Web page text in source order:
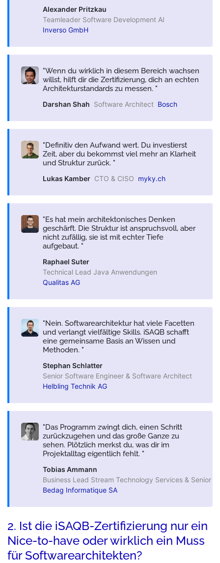
Alexander Pritzkau
Teamleader Software Development AI
Inverso GmbH
Wenn du wirklich in diesem Bereich wachsen
willst, hilft dir die Zertifizierung, dich an echten
Architekturstandards zu messen.
Darshan Shah Software Architect Bosch
Definitiv den Aufwand wert. Du investierst
Zeit, aber du bekommst viel mehr an Klarheit
und Struktur zurück.
Lukas Kamber CTO & CISO myky.ch
Es hat mein architektonisches Denken
geschärft. Die Struktur ist anspruchsvoll, aber
nicht zufällig, sie ist mit echter Tiefe
aufgebaut.
Raphael Suter
Technical Lead Java Anwendungen
Qualitas AG
Nein. Softwarearchitektur hat viele Facetten
und verlangt vielfältige Skills. iSAQB schafft
eine gemeinsame Basis an Wissen und
Methoden.
Stephan Schlatter
Senior Software Engineer & Software Architect
Helbling Technik AG
Das Programm zwingt dich, einen Schritt
zurückzugehen und das große Ganze zu
sehen. Plötzlich merkst du, was dir im
Projektalltag eigentlich fehlt.
Tobias Ammann
Business Lead Stream Technology Services & Senior
Bedag Informatique SA
2. Ist die iSAQB-Zertifizierung nur ein
Nice-to-have oder wirklich ein Muss
für Softwarearchitekten?